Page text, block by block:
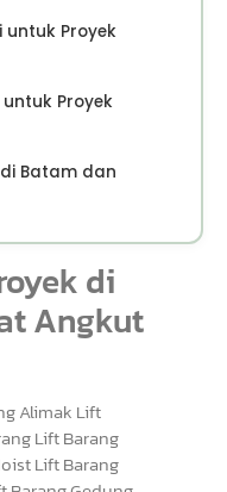
untuk Proyek
Proyek
Batam dan
di
Angkut